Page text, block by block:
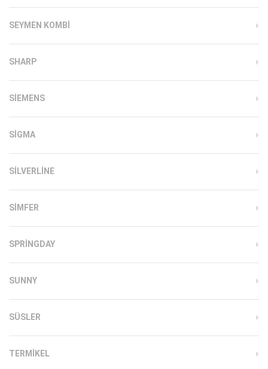
SEYMEN KOMBI
SHARP
SIEMENS
SIGMA
SILVERLINE
SIMFER
SPRINGDAY
SUNNY
SÜSLER
TERMIKEL